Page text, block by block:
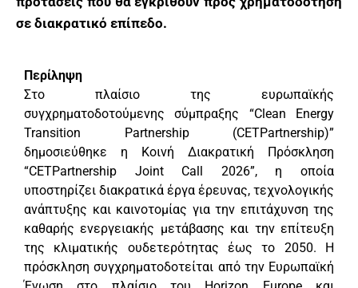
σε διακρατικό επίπεδο.
Περίληψη
Στο πλαίσιο της ευρωπαϊκής
συγχρηματοδοτούμενης σύμπραξης “Clean Energy
Transition Partnership (CETPartnership)”
δημοσιεύθηκε η Κοινή Διακρατική Πρόσκληση
“CETPartnership Joint Call 2026”, η οποία
υποστηρίζει διακρατικά έργα έρευνας, τεχνολογικής
ανάπτυξης και καινοτομίας για την επιτάχυνση της
καθαρής ενεργειακής μετάβασης και την επίτευξη
της κλιματικής ουδετερότητας έως το 2050. Η
πρόσκληση συγχρηματοδοτείται από την Ευρωπαϊκή